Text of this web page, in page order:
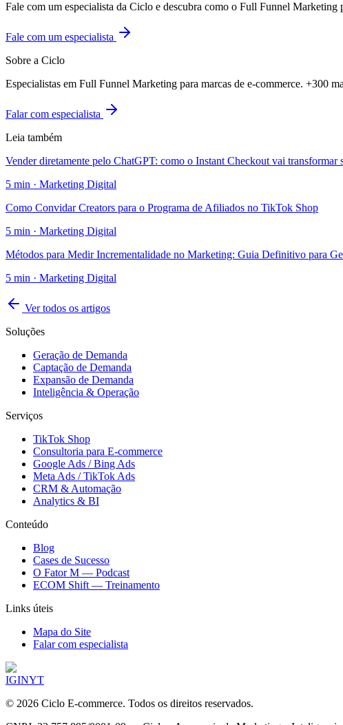
Fale com um especialista da Ciclo e descubra como o Full Funnel Marketing
Fale com um especialista
Sobre a Ciclo
Especialistas em Full Funnel Marketing para marcas de e-commerce. +300
Falar com especialista
Leia também
Vender diretamente pelo ChatGPT: como o Instant Checkout vai transformar
5 min · Marketing Digital
Como Convidar Creators para o Programa de Afiliados no TikTok Shop
5 min · Marketing Digital
Métodos para Medir Incrementalidade no Marketing: Guia Definitivo para
5 min · Marketing Digital
Ver todos os artigos
Soluções
Geração de Demanda
Captação de Demanda
Expansão de Demanda
Inteligência & Operação
Serviços
TikTok Shop
Consultoria para E-commerce
Google Ads / Bing Ads
Meta Ads / TikTok Ads
CRM & Automação
Analytics & BI
Conteúdo
Blog
Cases de Sucesso
O Fator M — Podcast
ECOM Shift — Treinamento
Links úteis
Mapa do Site
Falar com especialista
IGINYT
© 2026 Ciclo E-commerce. Todos os direitos reservados.